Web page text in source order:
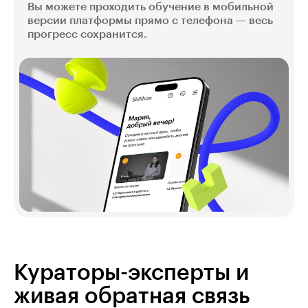
Вы можете проходить обучение в мобильной
версии платформы прямо с телефона — весь
прогресс сохранится.
Кураторы-эксперты и
живая обратная связь